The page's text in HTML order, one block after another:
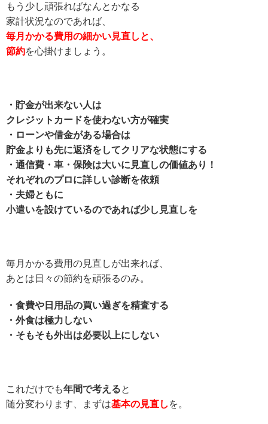
もう少し頑張ればなんとかなる
家計状況なのであれば、
毎月かかる費用の細かい見直しと、
節約を心掛けましょう。
・貯金が出来ない人は
クレジットカードを使わない方が確実
・ローンや借金がある場合は
貯金よりも先に返済をしてクリアな状態にする
・通信費・車・保険は大いに見直しの価値あり！
それぞれのプロに詳しい診断を依頼
・夫婦ともに
小遣いを設けているのであれば少し見直しを
毎月かかる費用の見直しが出来れば、
あとは日々の節約を頑張るのみ。
・食費や日用品の買い過ぎを精査する
・外食は極力しない
・そもそも外出は必要以上にしない
これだけでも年間で考えると
随分変わります、まずは基本の見直し を。